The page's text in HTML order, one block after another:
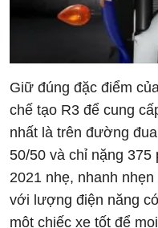
Giữ đúng đặc điểm
chế tạo R3 để cung
nhất là trên đường
50/50 và chỉ nặng 375
2021 nhẹ, nhanh
với lượng điện năng
một chiếc xe tốt để